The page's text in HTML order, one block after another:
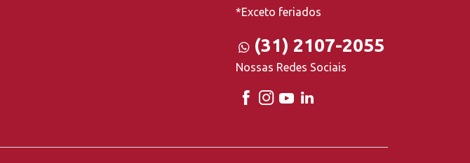
*Exceto feriados
(31) 2107-2055
Nossas Redes Sociais